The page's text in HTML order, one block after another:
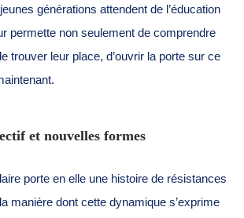
générations attendent de l’éducation
permette non seulement de comprendre
trouver leur place, d’ouvrir la porte sur ce
et nouvelles formes
porte en elle une histoire de résistances
manière dont cette dynamique s’exprime